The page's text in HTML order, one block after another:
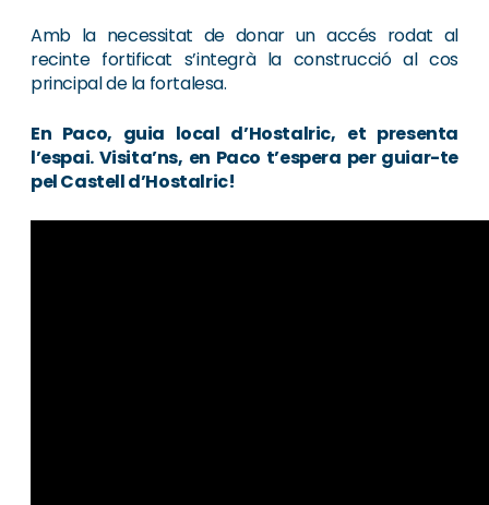
Amb la necessitat de donar un accés rodat al
recinte fortificat s’integrà la construcció al cos
principal de la fortalesa.
En Paco, guia local d’Hostalric, et presenta
l’espai. Visita’ns, en Paco t’espera per guiar-te
pel Castell d’Hostalric!